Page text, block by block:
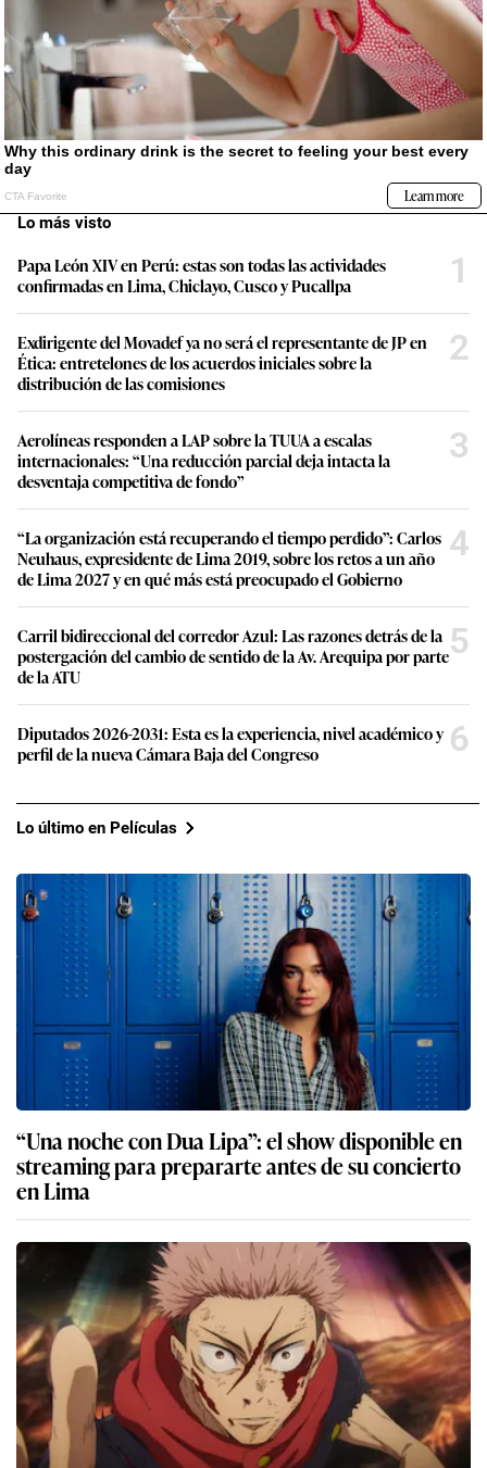
Lo más visto
Papa León XIV en Perú: estas son todas las actividades
confirmadas en Lima, Chiclayo, Cusco y Pucallpa
1
Exdirigente del Movadef ya no será el representante de JP en
Ética: entretelones de los acuerdos iniciales sobre la
distribución de las comisiones
2
Aerolíneas responden a LAP sobre la TUUA a escalas
internacionales: “Una reducción parcial deja intacta la
desventaja competitiva de fondo”
3
“La organización está recuperando el tiempo perdido”: Carlos
Neuhaus, expresidente de Lima 2019, sobre los retos a un año
de Lima 2027 y en qué más está preocupado el Gobierno
4
Carril bidireccional del corredor Azul: Las razones detrás de la
postergación del cambio de sentido de la Av. Arequipa por parte
de la ATU
5
Diputados 2026-2031: Esta es la experiencia, nivel académico y
perfil de la nueva Cámara Baja del Congreso
6
Lo último en Películas
“Una noche con Dua Lipa”: el show disponible en
streaming para prepararte antes de su concierto
en Lima